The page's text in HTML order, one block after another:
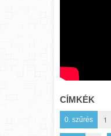
CÍMKÉK
0. szűrés 1